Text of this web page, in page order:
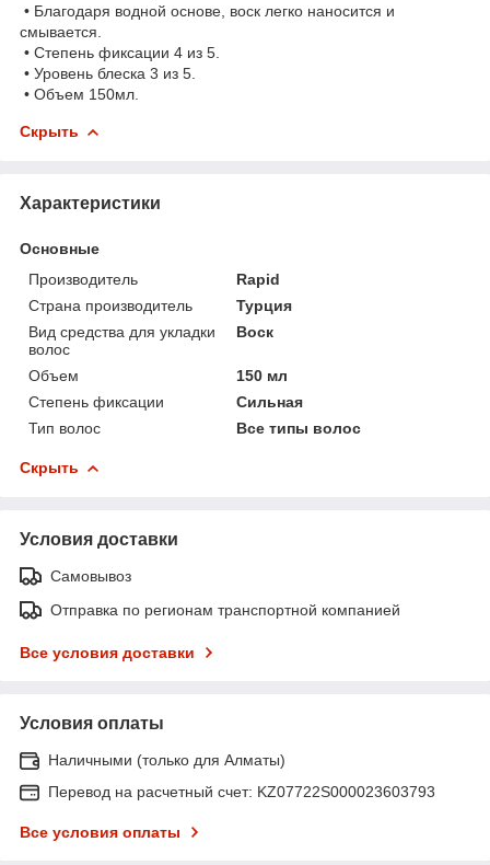
• Благодаря водной основе, воск легко наносится и
смывается.
• Степень фиксации 4 из 5.
• Уровень блеска 3 из 5.
• Объем 150мл.
Скрыть
Характеристики
Основные
Производитель
Rapid
Страна производитель
Турция
Вид средства для укладки
волос
Воск
Объем
150 мл
Степень фиксации
Сильная
Тип волос
Все типы волос
Скрыть
Условия доставки
Самовывоз
Отправка по регионам транспортной компанией
Все условия доставки
Условия оплаты
Наличными (только для Алматы)
Перевод на расчетный счет: KZ07722S000023603793
Все условия оплаты